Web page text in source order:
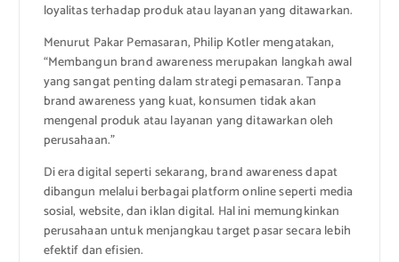
loyalitas terhadap produk atau layanan yang ditawarkan.
Menurut Pakar Pemasaran, Philip Kotler mengatakan,
“Membangun brand awareness merupakan langkah awal
yang sangat penting dalam strategi pemasaran. Tanpa
brand awareness yang kuat, konsumen tidak akan
mengenal produk atau layanan yang ditawarkan oleh
perusahaan.”
Di era digital seperti sekarang, brand awareness dapat
dibangun melalui berbagai platform online seperti media
sosial, website, dan iklan digital. Hal ini memungkinkan
perusahaan untuk menjangkau target pasar secara lebih
efektif dan efisien.